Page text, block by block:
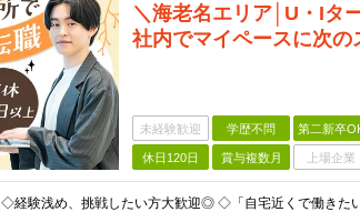
＼海老名エリア│U・Iタ
社内でマイペースに次の
未経験歓迎 学歴不問 第二新卒
休日120日 賞与複数月 上場企業